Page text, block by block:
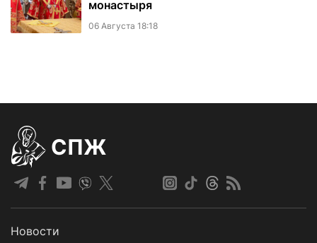
монастыря
06 Августа 18:18
СПЖ
Новости